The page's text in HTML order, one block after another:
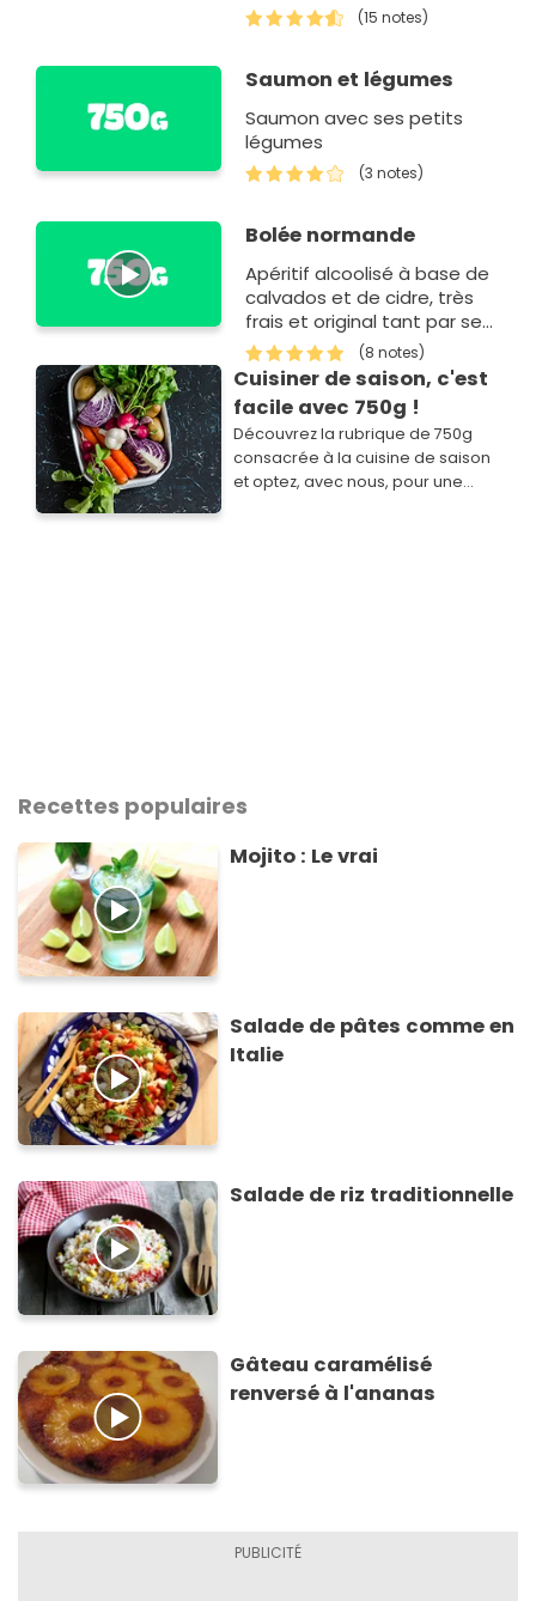
(15 notes)
Saumon et légumes
Saumon avec ses petits
légumes
(3 notes)
Bolée normande
Apéritif alcoolisé à base de
calvados et de cidre, très
frais et original tant par ses
ingrédients, que par les
bolées servies pour le boire.
Il plait autant aux ho…
(8 notes)
Cuisiner de saison, c'est
facile avec 750g !
Découvrez la rubrique de 750g
consacrée à la cuisine de saison
et optez, avec nous, pour une
Recettes populaires
Mojito : Le vrai
Salade de pâtes comme en
Italie
Salade de riz traditionnelle
Gâteau caramélisé
renversé à l'ananas